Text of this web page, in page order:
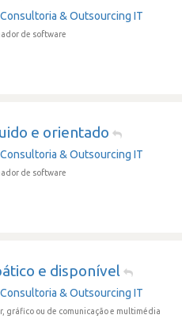
Consultoria & Outsourcing IT
de software
e orientado
Consultoria & Outsourcing IT
de software
e disponível
Consultoria & Outsourcing IT
gráfico ou de comunicação e multimédia